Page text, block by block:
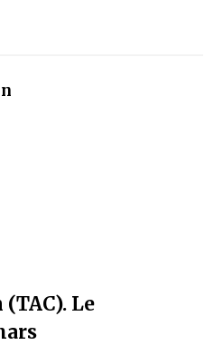
Le